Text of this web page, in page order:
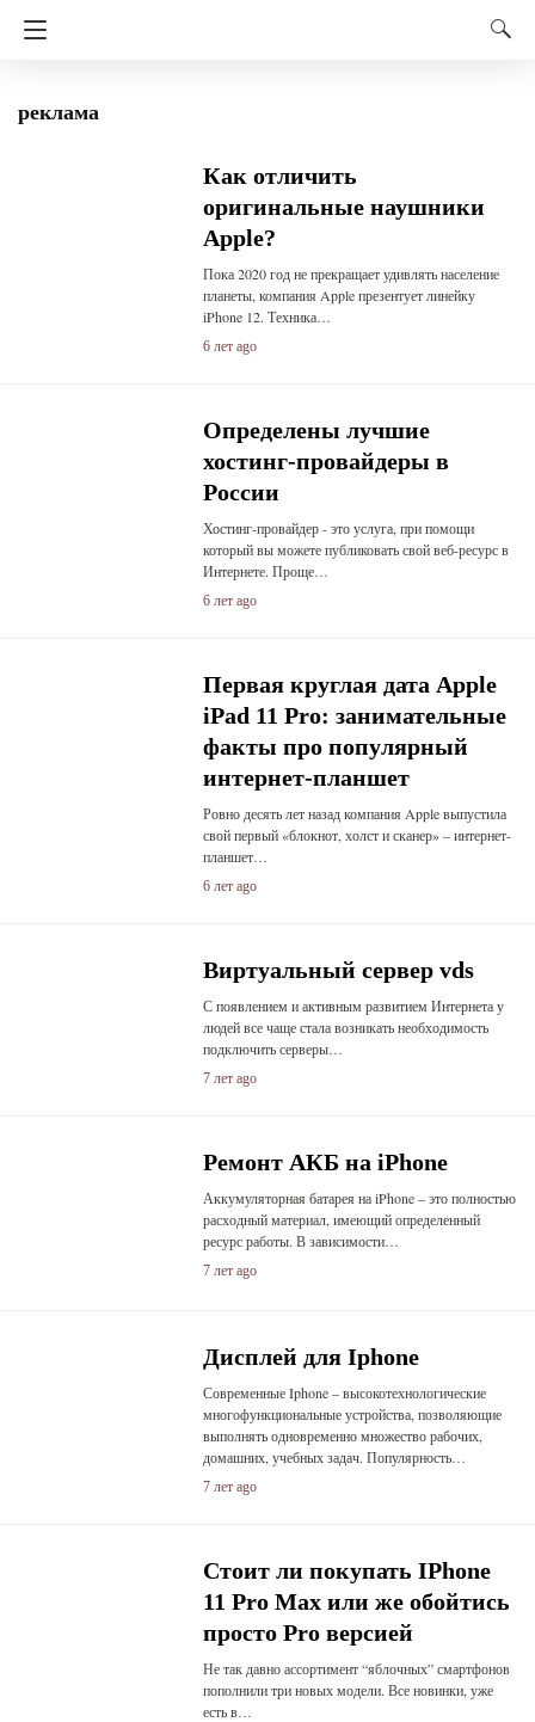
реклама
Как отличить
оригинальные наушники
Apple?
Пока 2020 год не прекращает удивлять население
планеты, компания Apple презентует линейку
iPhone 12. Техника…
6 лет ago
Определены лучшие
хостинг-провайдеры в
России
Хостинг-провайдер - это услуга, при помощи
который вы можете публиковать свой веб-ресурс в
Интернете. Проще…
6 лет ago
Первая круглая дата Apple
iPad 11 Pro: занимательные
факты про популярный
интернет-планшет
Ровно десять лет назад компания Apple выпустила
свой первый «блокнот, холст и сканер» – интернет-
планшет…
6 лет ago
Виртуальный сервер vds
С появлением и активным развитием Интернета у
людей все чаще стала возникать необходимость
подключить серверы…
7 лет ago
Ремонт АКБ на iPhone
Аккумуляторная батарея на iPhone – это полностью
расходный материал, имеющий определенный
ресурс работы. В зависимости…
7 лет ago
Дисплей для Iphone
Современные Iphone – высокотехнологические
многофункциональные устройства, позволяющие
выполнять одновременно множество рабочих,
домашних, учебных задач. Популярность…
7 лет ago
Стоит ли покупать IPhone
11 Pro Max или же обойтись
просто Pro версией
Не так давно ассортимент “яблочных” смартфонов
пополнили три новых модели. Все новинки, уже
есть в…